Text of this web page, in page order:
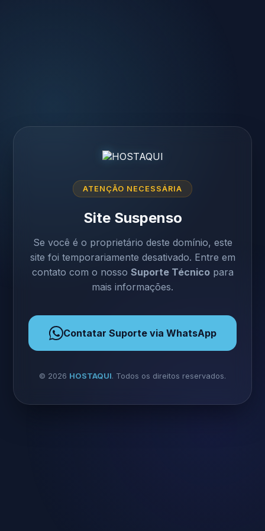
ATENÇÃO NECESSÁRIA
Site Suspenso
Se você é o proprietário deste domínio, este
site foi temporariamente desativado. Entre em
contato com o nosso Suporte Técnicopara
mais informações.
Contatar Suporte via WhatsApp
© 2026 HOSTAQUI. Todos os direitos reservados.